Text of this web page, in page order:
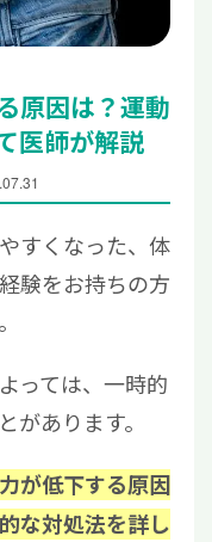
原因は？運動
医師が解説
すくなった、体
験をお持ちの方
っては、一時的
があります。
が低下する原因
な対処法を詳し